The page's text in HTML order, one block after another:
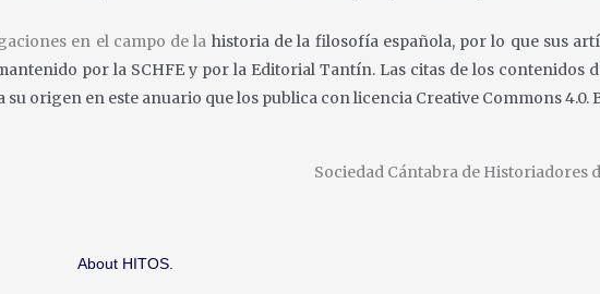
en el campo de la historia de la filosofía española, por lo que sus
por la SCHFE y por la Editorial Tantín. Las citas de los contenidos
su origen en este anuario que los publica con licencia Creative Commons 4.0.
Sociedad Cántabra de Historiadores
About HITOS.